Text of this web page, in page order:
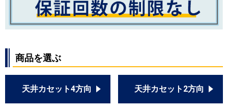
商品を選ぶ
天井カセット4方向 天井カセット2方向